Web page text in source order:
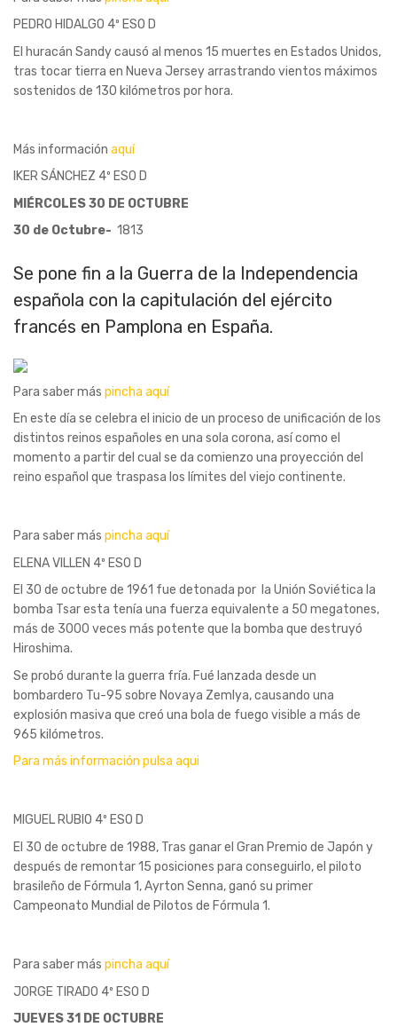
PEDRO HIDALGO 4º ESO D
El huracán Sandy causó al menos 15 muertes en Estados Unidos,
tras tocar tierra en Nueva Jersey arrastrando vientos máximos
sostenidos de 130 kilómetros por hora.
Más información aquí
IKER SÁNCHEZ 4º ESO D
MIÉRCOLES 30 DE OCTUBRE
30 de Octubre- 1813
Se pone fin a la Guerra de la Independencia
española con la capitulación del ejército
francés en Pamplona en España.
Para saber más pincha aquí
En este día se celebra el inicio de un proceso de unificación de los
distintos reinos españoles en una sola corona, así como el
momento a partir del cual se da comienzo una proyección del
reino español que traspasa los límites del viejo continente.
Para saber más pincha aquí
ELENA VILLEN 4º ESO D
El 30 de octubre de 1961 fue detonada por la Unión Soviética la
bomba Tsar esta tenía una fuerza equivalente a 50 megatones,
más de 3000 veces más potente que la bomba que destruyó
Hiroshima.
Se probó durante la guerra fría. Fué lanzada desde un
bombardero Tu-95 sobre Novaya Zemlya, causando una
explosión masiva que creó una bola de fuego visible a más de
965 kilómetros.
Para más información pulsa aqui
MIGUEL RUBIO 4º ESO D
El 30 de octubre de 1988, Tras ganar el Gran Premio de Japón y
después de remontar 15 posiciones para conseguirlo, el piloto
brasileño de Fórmula 1, Ayrton Senna, ganó su primer
Campeonato Mundial de Pilotos de Fórmula 1.
Para saber más pincha aquí
JORGE TIRADO 4º ESO D
JUEVES 31 DE OCTUBRE